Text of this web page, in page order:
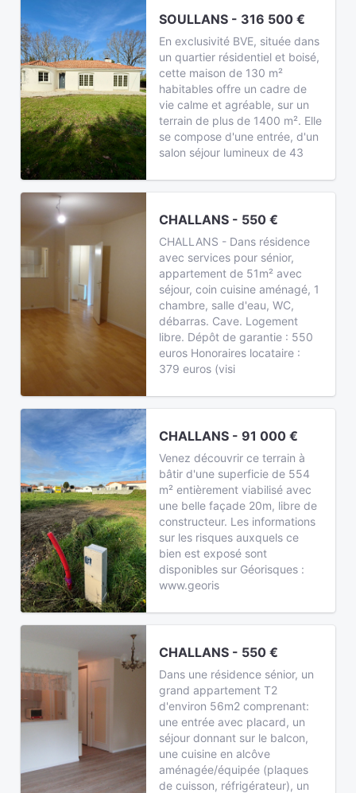
SOULLANS - 316 500 €
En exclusivité BVE, située dans
un quartier résidentiel et boisé,
cette maison de 130 m²
habitables offre un cadre de
vie calme et agréable, sur un
terrain de plus de 1400 m². Elle
se compose d'une entrée, d'un
salon séjour lumineux de 43
CHALLANS - 550 €
CHALLANS - Dans résidence
avec services pour sénior,
appartement de 51m² avec
séjour, coin cuisine aménagé, 1
chambre, salle d'eau, WC,
débarras. Cave. Logement
libre. Dépôt de garantie : 550
euros Honoraires locataire :
379 euros (visi
CHALLANS - 91 000 €
Venez découvrir ce terrain à
bâtir d'une superficie de 554
m² entièrement viabilisé avec
une belle façade 20m, libre de
constructeur. Les informations
sur les risques auxquels ce
bien est exposé sont
disponibles sur Géorisques :
www.georis
CHALLANS - 550 €
Dans une résidence sénior, un
grand appartement T2
d'environ 56m2 comprenant:
une entrée avec placard, un
séjour donnant sur le balcon,
une cuisine en alcôve
aménagée/équipée (plaques
de cuisson, réfrigérateur), un